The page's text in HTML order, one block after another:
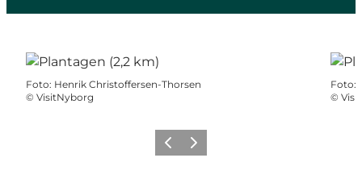
Foto: Henrik Christoffersen-Thorsen
© VisitNyborg
Foto:
©
ZurückWeiter